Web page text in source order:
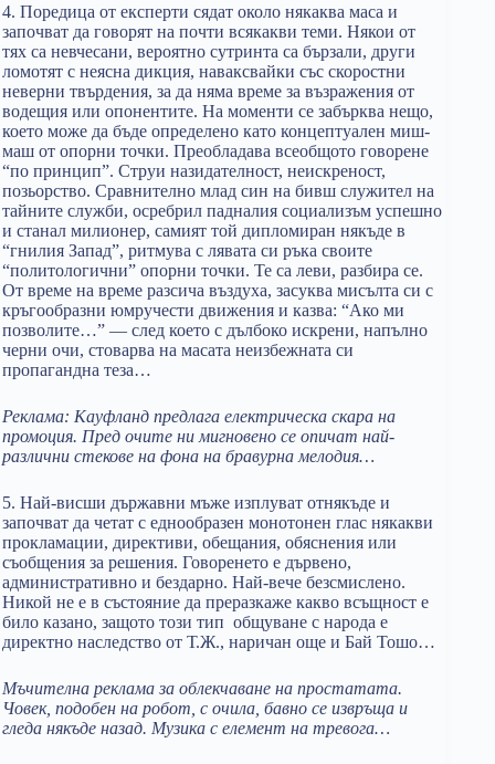
4. Поредица от експерти сядат около някаква маса и
започват да говорят на почти всякакви теми. Някои от
тях са невчесани, вероятно сутринта са бързали, други
ломотят с неясна дикция, наваксвайки със скоростни
неверни твърдения, за да няма време за възражения от
водещия или опонентите. На моменти се забърква нещо,
което може да бъде определено като концептуален миш-
маш от опорни точки. Преобладава всеобщото говорене
“по принцип”. Струи назидателност, неискреност,
позьорство. Сравнително млад син на бивш служител на
тайните служби, осребрил падналия социализъм успешно
и станал милионер, самият той дипломиран някъде в
“гнилия Запад”, ритмува с лявата си ръка своите
“политологични” опорни точки. Те са леви, разбира се.
От време на време разсича въздуха, засуква мисълта си с
кръгообразни юмручести движения и казва: “Ако ми
позволите…” — след което с дълбоко искрени, напълно
черни очи, стоварва на масата неизбежната си
пропагандна теза…
Реклама: Кауфланд предлага електрическа скара на
промоция. Пред очите ни мигновено се опичат най-
различни стекове на фона на бравурна мелодия…
5. Най-висши държавни мъже изплуват отнякъде и
започват да четат с еднообразен монотонен глас някакви
прокламации, директиви, обещания, обяснения или
съобщения за решения. Говоренето е дървено,
административно и бездарно. Най-вече безсмислено.
Никой не е в състояние да преразкаже какво всъщност е
било казано, защото този тип общуване с народа е
директно наследство от Т.Ж., наричан още и Бай Тошо…
Мъчителна реклама за облекчаване на простатата.
Човек, подобен на робот, с очила бавно се извръща и
гледа някъде назад. Музика с елемент на тревога…